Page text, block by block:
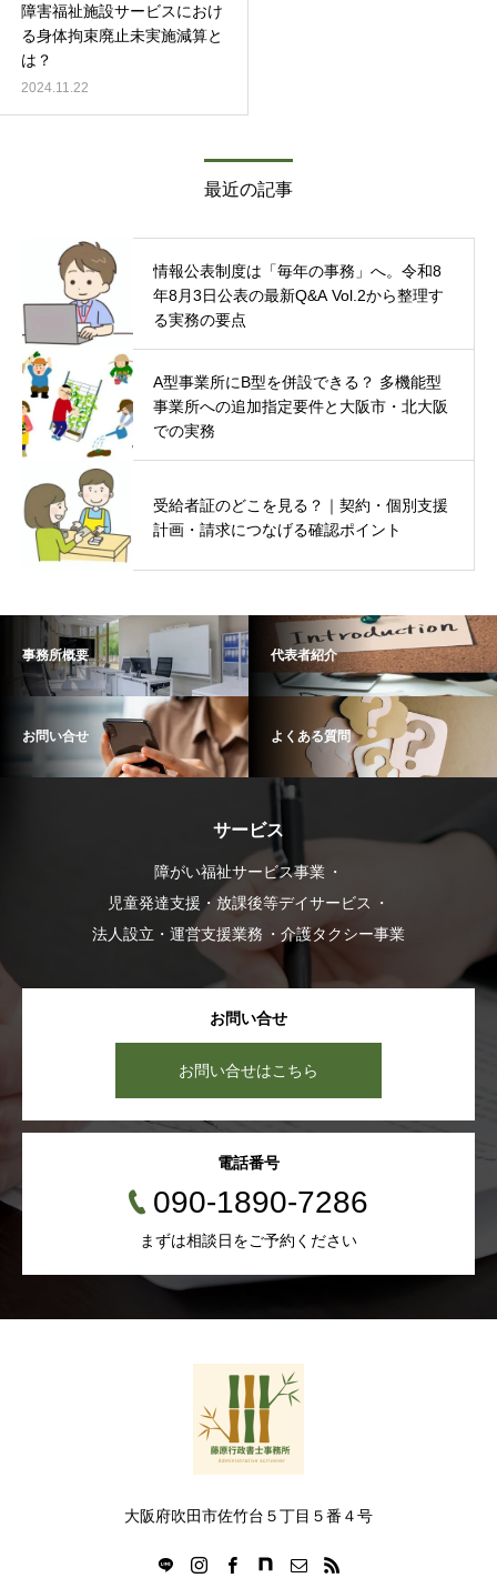
障害福祉施設サービスにおけ
る身体拘束廃止未実施減算と
は？
2024.11.22
最近の記事
情報公表制度は「毎年の事務」へ。令和8
年8月3日公表の最新Q&A Vol.2から整理す
る実務の要点
A型事業所にB型を併設できる？ 多機能型
事業所への追加指定要件と大阪市・北大阪
での実務
受給者証のどこを見る？｜契約・個別支援
計画・請求につなげる確認ポイント
事務所概要 代表者紹介
お問い合せ よくある質問
サービス
障がい福祉サービス事業
児童発達支援・放課後等デイサービス
法人設立・運営支援業務
介護タクシー事業
お問い合せ
お問い合せはこちら
電話番号
090-1890-7286
まずは相談日をご予約ください
大阪府吹田市佐竹台５丁目５番４号